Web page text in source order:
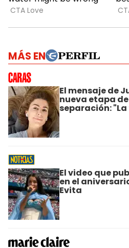
MÁS EN
El mensaje de
nueva etapa de
separación:
El video que
en el
Evita